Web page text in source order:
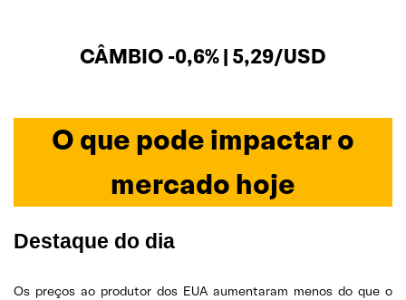
CÂMBIO -0,6% | 5,29/USD
O que pode impactar o
mercado hoje
Destaque do dia
Os preços ao produtor dos EUA aumentaram menos do que o